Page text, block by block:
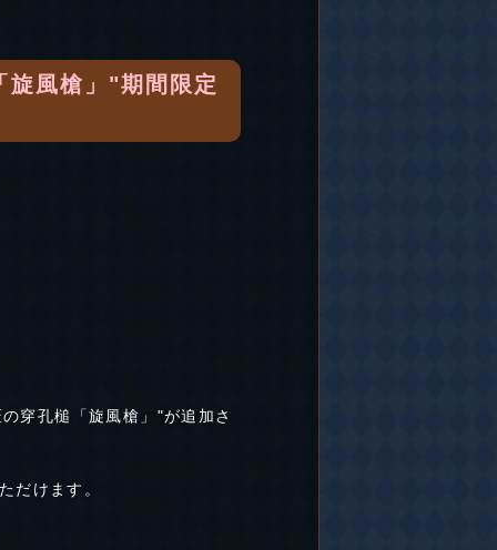
風槍」"期間限定
穿孔槌「旋風槍」"が追加さ
だけます。